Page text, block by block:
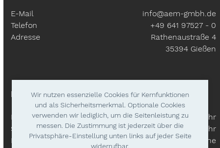
Wir nutzen essenzielle Cookies für Kernfunktionen
und als Sicherheitsmerkmal. Optionale Cookies
verwenden wir lediglich, um die Seitenleistung zu
messen. Die Zustimmung ist jederzeit über die
Privatsphäre-Einstellung unten links auf jeder Seite
widerrufbar.
E-Mail
info@aem-gmbh.de
Telefon
+49 641 97527 - 0
Adresse
Rathenaustraße 4
35394 Gießen
BÜROZEITEN
Mo – Fr:
9.30 Uhr - 18.00 Uhr
Samstags
9.30 Uhr - 14.00 Uhr
Lieferzeiten
Nach Absprache